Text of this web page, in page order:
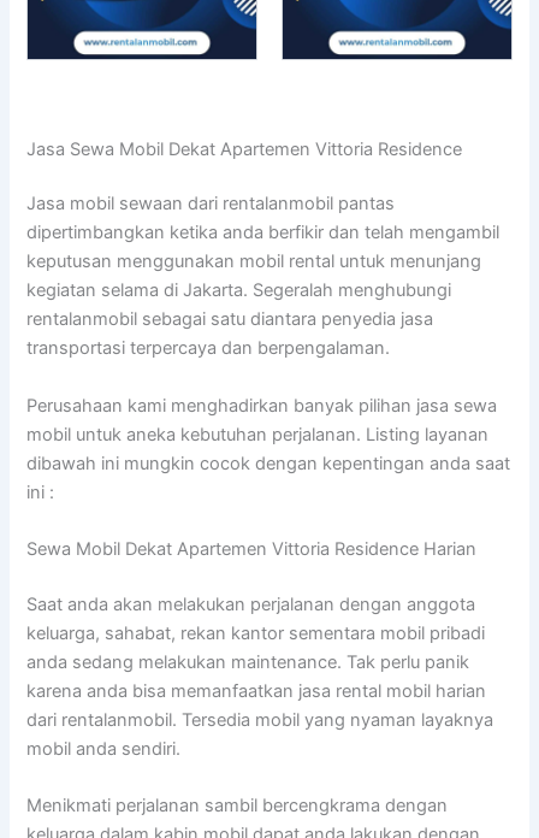
Jasa Sewa Mobil Dekat Apartemen Vittoria Residence
Jasa mobil sewaan dari rentalanmobil pantas
dipertimbangkan ketika anda berfikir dan telah mengambil
keputusan menggunakan mobil rental untuk menunjang
kegiatan selama di Jakarta. Segeralah menghubungi
rentalanmobil sebagai satu diantara penyedia jasa
transportasi terpercaya dan berpengalaman.
Perusahaan kami menghadirkan banyak pilihan jasa sewa
mobil untuk aneka kebutuhan perjalanan. Listing layanan
dibawah ini mungkin cocok dengan kepentingan anda saat
ini :
Sewa Mobil Dekat Apartemen Vittoria Residence Harian
Saat anda akan melakukan perjalanan dengan anggota
keluarga, sahabat, rekan kantor sementara mobil pribadi
anda sedang melakukan maintenance. Tak perlu panik
karena anda bisa memanfaatkan jasa rental mobil harian
dari rentalanmobil. Tersedia mobil yang nyaman layaknya
mobil anda sendiri.
Menikmati perjalanan sambil bercengkrama dengan